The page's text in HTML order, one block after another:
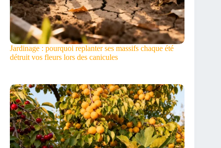
Jardinage : pourquoi replanter ses massifs chaque été
détruit vos fleurs lors des canicules